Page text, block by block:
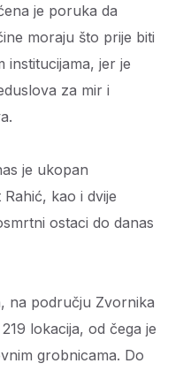
je poruka da
moraju što prije biti
institucijama, jer je
za mir i
je ukopan
kao i dvije
ostaci do danas
na području Zvornika
lokacija, od čega je
grobnicama. Do